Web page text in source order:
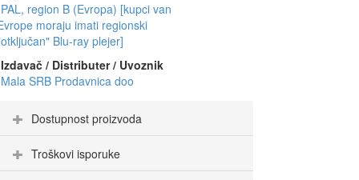
PAL, region B (Evropa) [kupci van
moraju imati regionski
Blu-ray plejer]
Izdavač / Distributer / Uvoznik
Mala SRB Prodavnica doo
Dostupnost proizvoda
Troškovi isporuke